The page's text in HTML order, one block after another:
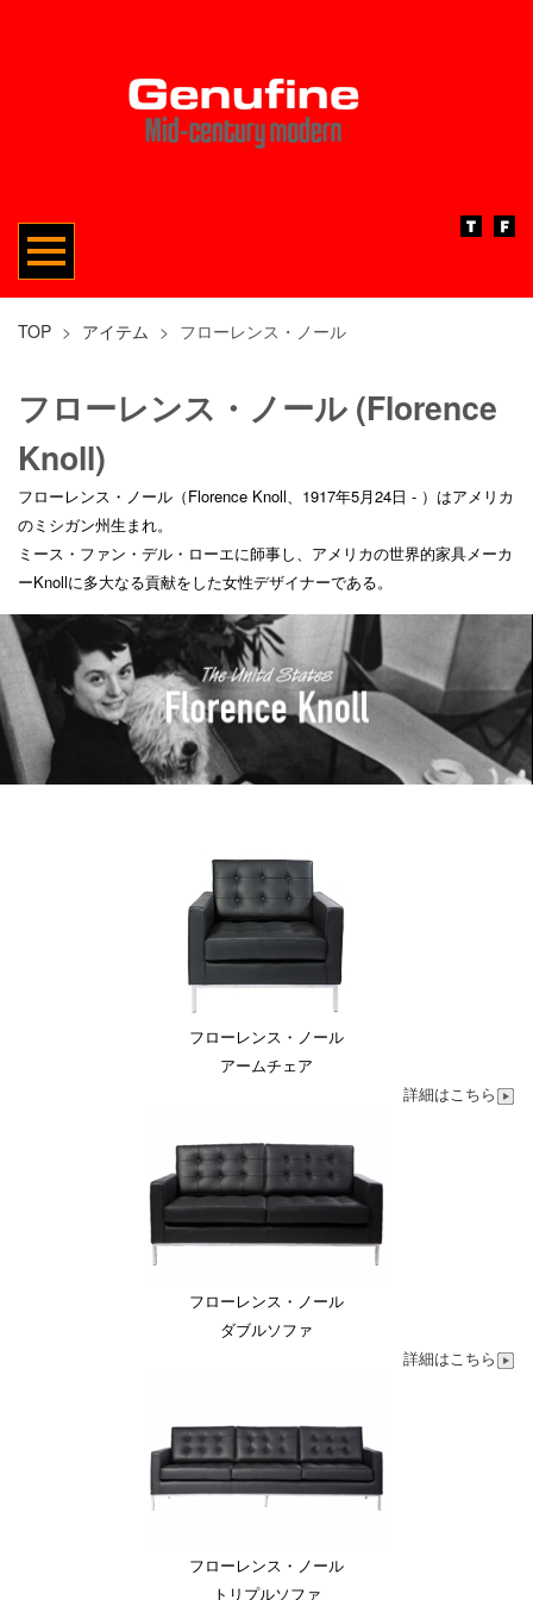
TOP > アイテム > フローレンス・ノール
フローレンス・ノール (Florence
Knoll)
フローレンス・ノール（Florence Knoll、1917年5月24日 - ）はアメリカ
のミシガン州生まれ。
ミース・ファン・デル・ローエに師事し、アメリカの世界的家具メーカ
ーKnollに多大なる貢献をした女性デザイナーである。
フローレンス・ノール
アームチェア
詳細はこちら
フローレンス・ノール
ダブルソファ
詳細はこちら
フローレンス・ノール
トリプルソファ